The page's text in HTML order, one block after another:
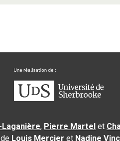
Laganière, Pierre Martel et
Louis Mercier et Nadine